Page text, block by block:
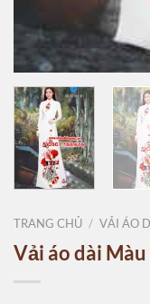
TRANG CHỦ / VẢI ÁO
Vải áo dài